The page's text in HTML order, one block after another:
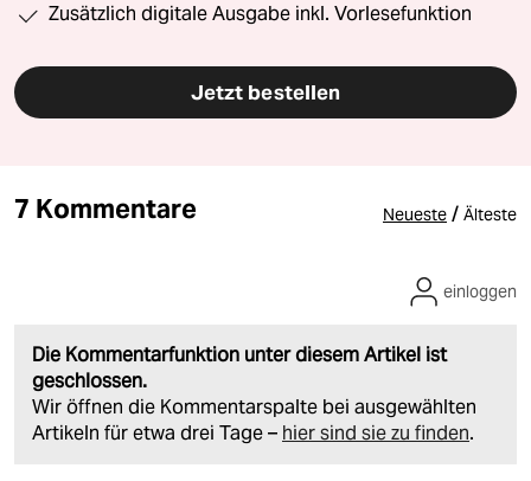
Zusätzlich digitale Ausgabe inkl. Vorlesefunktion
Jetzt bestellen
7 Kommentare Neueste / Älteste
Die Kommentarfunktion unter diesem Artikel ist
geschlossen.
Wir öffnen die Kommentarspalte bei ausgewählten
Artikeln für etwa drei Tage – hier sind sie zu finden.
einloggen